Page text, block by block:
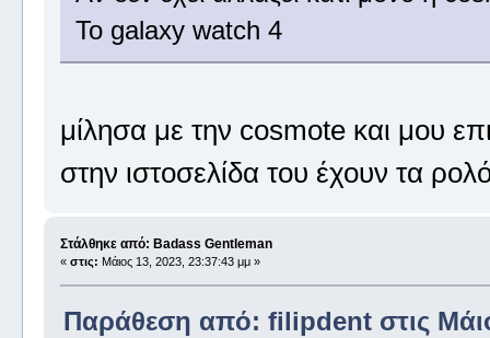
Το galaxy watch 4
μίλησα με την cosmote και μου
στην ιστοσελίδα του έχουν τα
Στάλθηκε από: Badass Gentleman
« στις: Μάιος 13, 2023, 23:37:43 μμ »
Παράθεση από: filipdent στις